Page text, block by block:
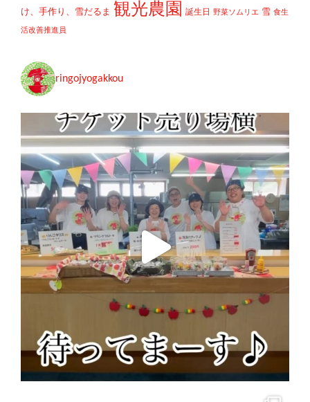
け、手作り、雪だるま 観光農園 誕生日 野菜ソムリエ 雪 食生
活改善推進員
ringojyogakkou